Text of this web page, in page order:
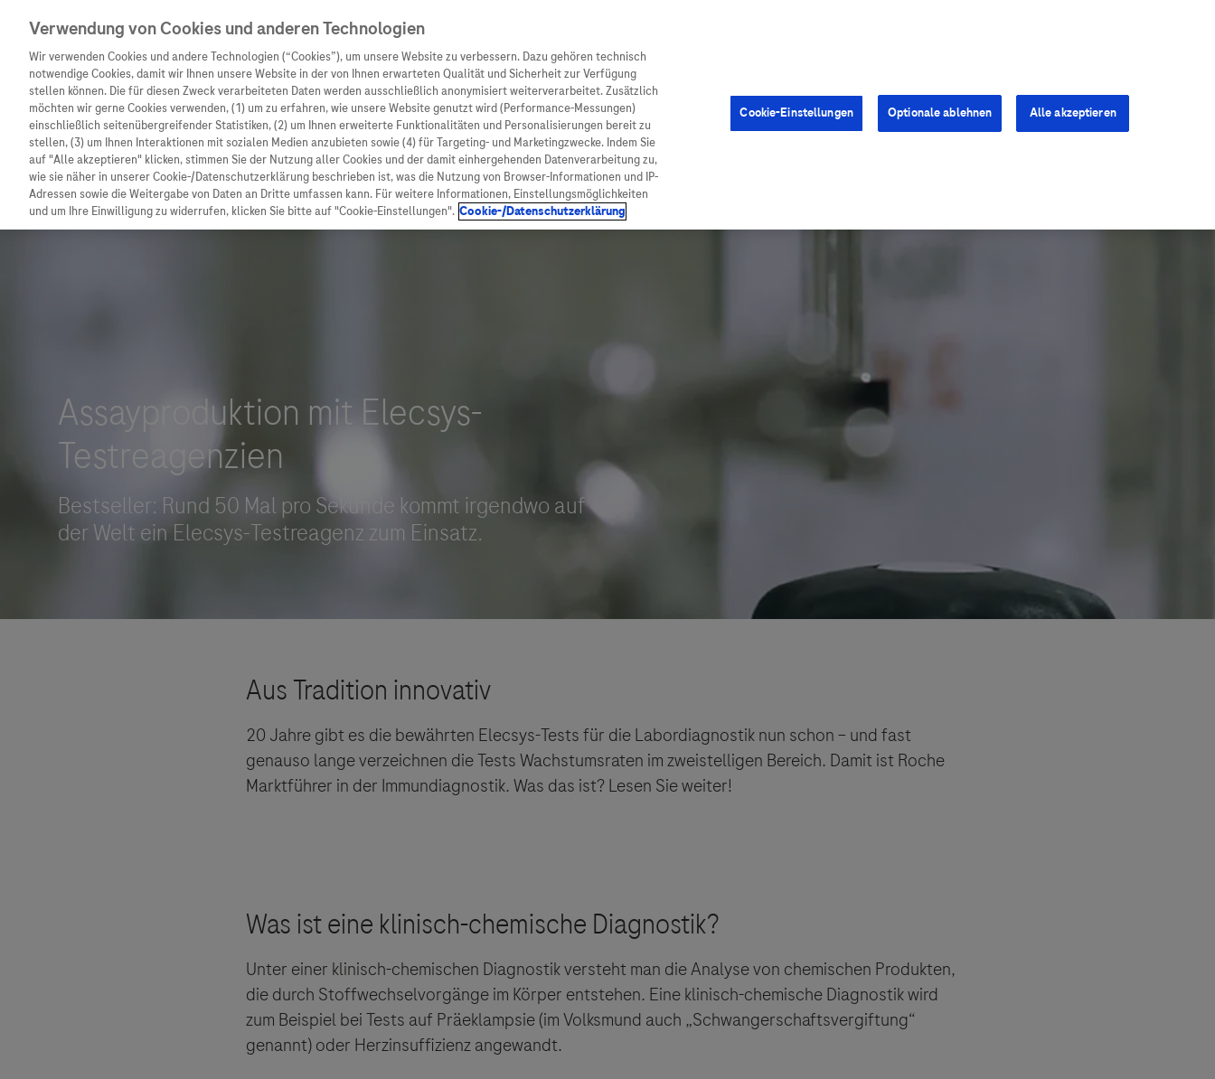
Unternehmen
Unsere Standorte
Roche Stories
Events
Podcast
Innovation
Digitalisierung
Blog Zukunftslabor
Patienteninformationen
Diagnostik ist Vorsorge
Klinische Studien
Arzneimittel Diagnostik
20 Jahre gibt es die bewährten Elecsys-Tests für die Labordiagnostik nun schon – und fast
genauso lange verzeichnen die Tests Wachstumsraten im zweistelligen Bereich. Damit ist Roche
Marktführer in der Immundiagnostik. Was das ist? Lesen Sie weiter!
Unter einer klinisch-chemischen Diagnostik versteht man die Analyse von chemischen Produkten,
die durch Stoffwechselvorgänge im Körper entstehen. Eine klinisch-chemische Diagnostik wird
zum Beispiel bei Tests auf Präeklampsie (im Volksmund auch „Schwangerschaftsvergiftung“
genannt) oder Herzinsuffizienz angewandt.
Verwendung von Cookies und anderen Technologien
Wir verwenden Cookies und andere Technologien (“Cookies”), um unsere Website zu verbessern. Dazu gehören technisch
notwendige Cookies, damit wir Ihnen unsere Website in der von Ihnen erwarteten Qualität und Sicherheit zur Verfügung
stellen können. Die für diesen Zweck verarbeiteten Daten werden ausschließlich anonymisiert weiterverarbeitet. Zusätzlich
möchten wir gerne Cookies verwenden, (1) um zu erfahren, wie unsere Website genutzt wird (Performance-Messungen)
einschließlich seitenübergreifender Statistiken, (2) um Ihnen erweiterte Funktionalitäten und Personalisierungen bereit zu
stellen, (3) um Ihnen Interaktionen mit sozialen Medien anzubieten sowie (4) für Targeting- und Marketingzwecke. Indem Sie
auf "Alle akzeptieren" klicken, stimmen Sie der Nutzung aller Cookies und der damit einhergehenden Datenverarbeitung zu,
wie sie näher in unserer Cookie-/Datenschutzerklärung beschrieben ist, was die Nutzung von Browser-Informationen und IP-
Adressen sowie die Weitergabe von Daten an Dritte umfassen kann. Für weitere Informationen, Einstellungsmöglichkeiten
und um Ihre Einwilligung zu widerrufen, klicken Sie bitte auf "Cookie-Einstellungen". Cookie-/Datenschutzerklärung
Cookie-Einstellungen Optionale ablehnen Alle akzeptieren